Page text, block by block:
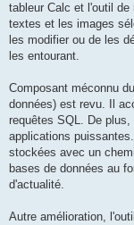
tableur Calc et l'outil
textes et les images
les modifier ou de les
les entourant.
Composant méconnu
données) est revu. Il
requêtes SQL. De
applications
stockées avec un
bases de données au
d'actualité.
Autre amélioration,